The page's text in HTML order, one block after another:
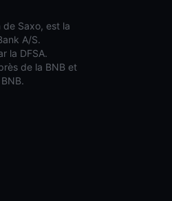
de Saxo, est la
A/S.
la DFSA.
de la BNB et